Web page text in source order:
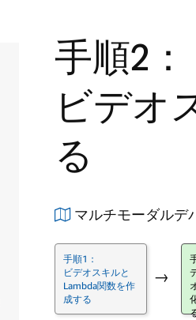
手順2
ビデオ
る
マルチモーダルデ
手順1：
ビデオスキルと
Lambda関数を作
成する
→